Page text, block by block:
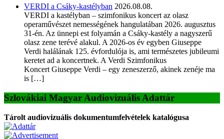
VERDI a Csáky-kastélyban 2026.08.08.
VERDI a kastélyban – szimfonikus koncert az olasz
operaművészet nemességének hangulatában 2026. augusztus
31-én. Az ünnepi est folyamán a Csáky-kastély a nagyszerű
olasz zene terévé alakul. A 2026-os év egyben Giuseppe
Verdi halálának 125. évfordulója is, ami természetes jubileumi
keretet ad a koncertnek. A Verdi Szimfonikus
Koncert Giuseppe Verdi – egy zeneszerző, akinek zenéje ma
is […]
Szlovákiai Magyar Audiovizuális Adattár
Tárolt audiovizuális dokumentumfelvételek katalógusa